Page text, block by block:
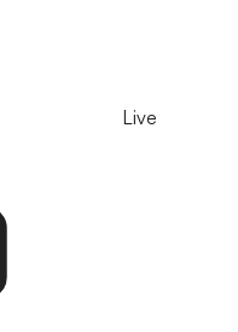
Live